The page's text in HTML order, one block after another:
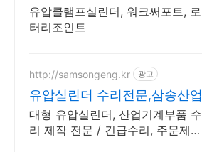
유압클램프실린더, 워크써포트, 로
터리조인트
http://samsongeng.kr 광고
유압실린더 수리전문,삼송산업
대형 유압실린더, 산업기계부품 수
리 제작 전문 / 긴급수리, 주문제